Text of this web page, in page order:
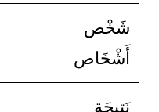
شَخْص
أَشْخَاص
نَتِيجَة